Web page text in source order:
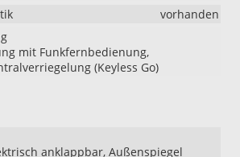
vorhanden
mit Funkfernbedienung,
(Keyless Go)
anklappbar, Außenspiegel